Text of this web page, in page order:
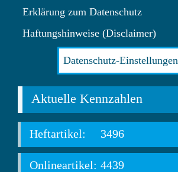
Erklärung zum Datenschutz
Haftungshinweise (Disclaimer)
Datenschutz-Einstellungen
Aktuelle Kennzahlen
Heftartikel: 3496
Onlineartikel: 4439